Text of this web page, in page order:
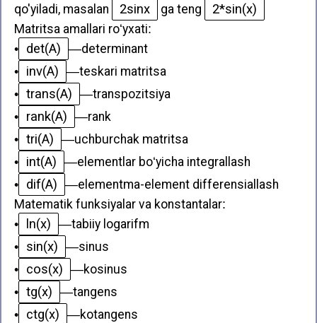
qo'yiladi, masalan
2sinx ga teng 2*sin(x)
Matritsa amallari roʻyxati:
•
det(A) —determinant
•
inv(A) —teskari matritsa
• trans(A) —transpozitsiya
•
rank(A) —rank
• tri(A) —uchburchak matritsa
•
int(A) —elementlar boʻyicha integrallash
•
dif(A) —elementma-element differensiallash
Matematik funksiyalar va konstantalar:
•
ln(x) —tabiiy logarifm
•
sin(x) —sinus
•
cos(x) —kosinus
• tg(x) —tangens
•
ctg(x) —kotangens